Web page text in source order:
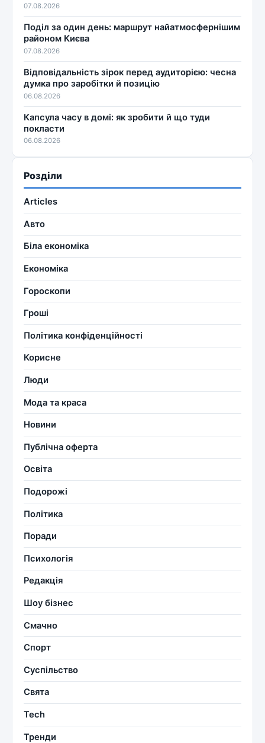
07.08.2026
Поділ за один день: маршрут найатмосфернішим
районом Києва
07.08.2026
Відповідальність зірок перед аудиторією: чесна
думка про заробітки й позицію
06.08.2026
Капсула часу в домі: як зробити й що туди
покласти
06.08.2026
Розділи
Articles
Авто
Біла економіка
Економіка
Гороскопи
Гроші
Політика конфіденційності
Корисне
Люди
Мода та краса
Новини
Публічна оферта
Освіта
Подорожі
Політика
Поради
Психологія
Редакція
Шоу бізнес
Смачно
Спорт
Суспільство
Свята
Tech
Тренди